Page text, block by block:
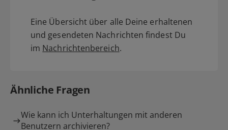
Eine Übersicht über alle Deine erhaltenen
und gesendeten Nachrichten findest Du
im Nachrichtenbereich.
Ähnliche Fragen
Wie kann ich Unterhaltungen mit anderen
Benutzern archivieren?